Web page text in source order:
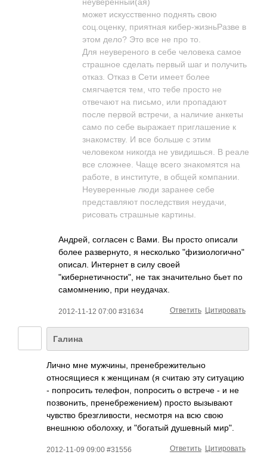
неуверенный(ая)
может искусственно поднять свою
соц.оценку, приятная кибер-жизньРазве в
этом дело? Это все не про то.
Для неувереного в себе человека самое
страшное сделать первый шаг и получить
отказ. Отказ в Сети имеет более
смягчается тем, что тебе просто не
отвечают на письмо, или пропадают
после первой встречи, а наличие анкеты
само по себе выражает приглашение к
знакомству. И все больше с этим
человеком никогда не увидишься. В реале
все сложнее. Чаще всего знакомятся на
работе, в институте, в общей компании.
Неуверенные люди заранее себе
представляют последствия неудачи,
рисовать страшные картины.
Андрей, согласен с Вами. Вы просто описали
более развернуто, я несколько "физиологично"
описал. Интернет в силу своей
"кибернетичности­", не так значительно бьет по
самомнению, при неудачах.
2012-11-12 07:00 #31634 Цитировать
Ответить
Галина
Лично мне мужчины, пренебрежительно
относящиеся к женщинам (я считаю эту ситуацию
- попросить телефон, попросить о встрече - и не
позвонить, пренебрежением) просто вызывают
чувство брезгливости, несмотря на всю свою
внешнюю оболохку, и "богатый душевный мир".
2012-11-09 09:00 #31556 Цитировать
Ответить